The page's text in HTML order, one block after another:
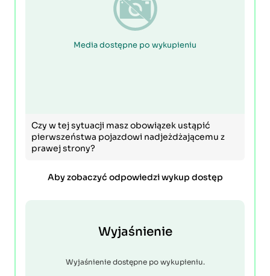
Media dostępne po wykupieniu
Czy w tej sytuacji masz obowiązek ustąpić
pierwszeństwa pojazdowi nadjeżdżającemu z
prawej strony?
Aby zobaczyć odpowiedzi wykup dostęp
Wyjaśnienie
Wyjaśnienie dostępne po wykupieniu.